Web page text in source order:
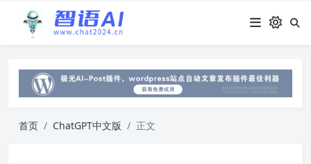
首页 ChatGPT中文版 正文